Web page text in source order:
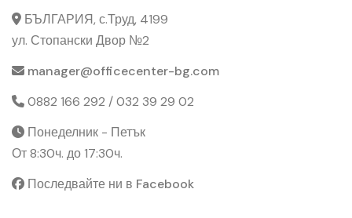
БЪЛГАРИЯ, с.Труд, 4199
ул. Стопански Двор №2
manager@officecenter-bg.com
0882 166 292 / 032 39 29 02
Понеделник - Петък
От 8:30ч. до 17:30ч.
Последвайте ни в Facebook